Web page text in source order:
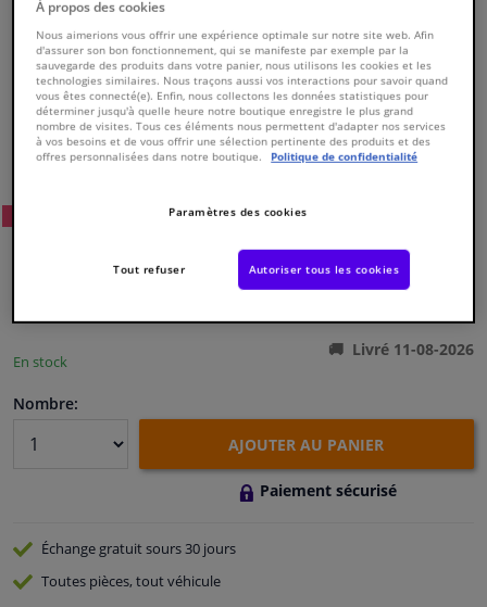
Fenêtres & accessoires
Intérieur & ameublement
Styling & Performance
Nettoyage & protection
Atelier & outils
Capteurs & électronique
Numéro de produit d'origine:0176052
Numéro de fabrication:826831
Prix conseillé: € 308,55
En stock
Livré 11-08-2026
Nombre:
AJOUTER AU PANIER
Paiement sécurisé
Échange gratuitsours 30 jours
Toutes pièces, tout véhicule
À propos des cookies
Nous aimerions vous offrir une expérience optimale sur notre site web. Afin
d'assurer son bon fonctionnement, qui se manifeste par exemple par la
sauvegarde des produits dans votre panier, nous utilisons les cookies et les
technologies similaires. Nous traçons aussi vos interactions pour savoir quand
vous êtes connecté(e). Enfin, nous collectons les données statistiques pour
déterminer jusqu'à quelle heure notre boutique enregistre le plus grand
nombre de visites. Tous ces éléments nous permettent d'adapter nos services
à vos besoins et de vous offrir une sélection pertinente des produits et des
offres personnalisées dans notre boutique.
Politique de confidentialité
Paramètres des cookies
Tout refuser Autoriser tous les cookies